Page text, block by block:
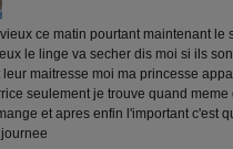
ce matin pourtant maintenant le
le linge va secher dis moi si ils
leur maitresse moi ma princesse
seulement je trouve quand
et apres enfin l'important c'est